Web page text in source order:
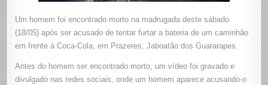
Um homem foi encontrado morto na madrugada deste sábado
(18/05) após ser acusado de tentar furtar a bateria de um caminhão
em frente à Coca-Cola, em Prazeres, Jaboatão dos Guararapes.
Antes do homem ser encontrado morto, um vídeo foi gravado e
divulgado nas redes sociais, onde um homem aparece acusando-o